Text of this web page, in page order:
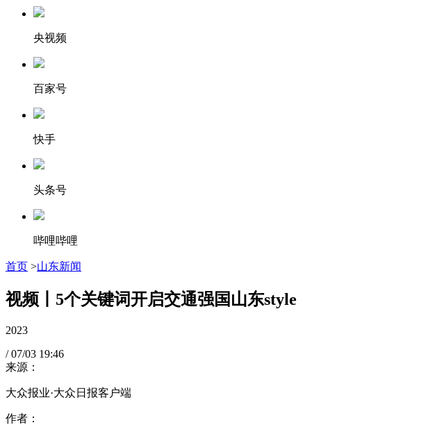
央视频
百家号
快手
头条号
哔哩哔哩
首页 >山东新闻
视频丨5个关键词开启交通强国山东style
2023
/ 07/03 19:46
来源：
大众报业·大众日报客户端
作者：